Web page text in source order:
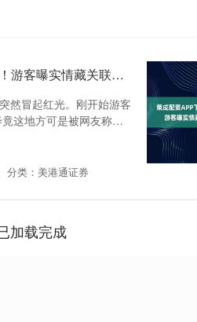
荣成配资APP下载 26亿网红景区深夜燃大火！游客曝实情藏关联，更多内情藏不住了！
然冒起红光。刚开始游客
这地方可是被网友称为
分类：美港通证券
加载完成